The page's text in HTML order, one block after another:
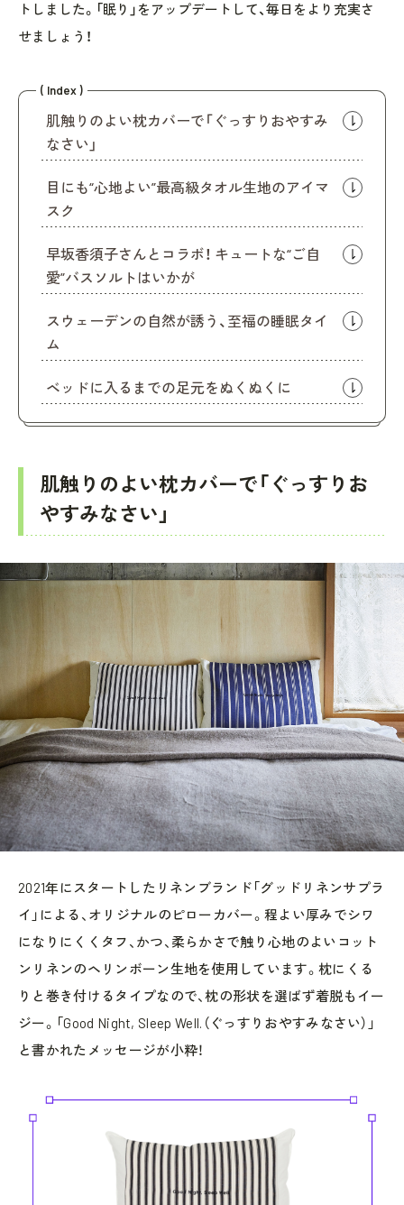
トしました。「眠り」をアップデートして、毎日をより充実さ
せましょう！
( Index )
肌触りのよい枕カバーで「ぐっすりおやすみ
なさい」
目にも“心地よい”最高級タオル生地のアイマ
スク
早坂香須子さんとコラボ！ キュートな“ご自
愛”バスソルトはいかが
スウェーデンの自然が誘う、至福の睡眠タイ
ム
ベッドに入るまでの足元をぬくぬくに
肌触りのよい枕カバーで「ぐっすりお
やすみなさい」
2021年にスタートしたリネンブランド「グッドリネンサプラ
イ」による、オリジナルのピローカバー。程よい厚みでシワ
になりにくくタフ、かつ、柔らかさで触り心地のよいコット
ンリネンのヘリンボーン生地を使用しています。枕にくる
りと巻き付けるタイプなので、枕の形状を選ばず着脱もイー
ジー。「Good Night, Sleep Well.（ぐっすりおやすみなさい）」
と書かれたメッセージが小粋！